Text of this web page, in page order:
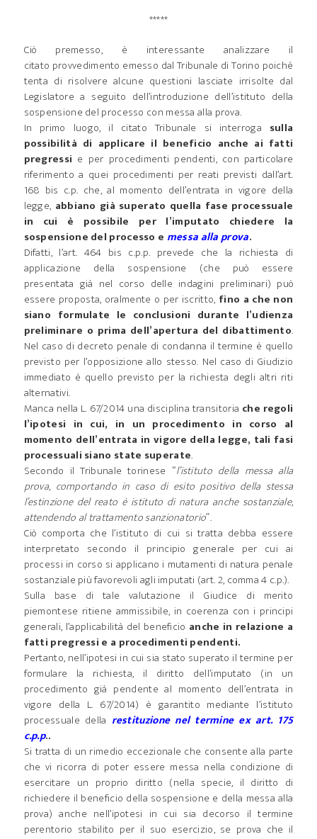
*****
Ciò premesso, è interessante analizzare il
citato provvedimento emesso dal Tribunale di Torino poiché
tenta di risolvere alcune questioni lasciate irrisolte dal
Legislatore a seguito dell’introduzione dell’istituto della
sospensione del processo con messa alla prova.
In primo luogo, il citato Tribunale si interroga sulla
possibilità di applicare il beneficio anche ai fatti
pregressi e per procedimenti pendenti, con particolare
riferimento a quei procedimenti per reati previsti dall’art.
168 bis c.p. che, al momento dell’entrata in vigore della
legge, abbiano già superato quella fase processuale
in cui è possibile per l’imputato chiedere la
sospensione del processo e messa alla prova.
Difatti, l’art. 464 bis c.p.p. prevede che la richiesta di
applicazione della sospensione (che può essere
presentata già nel corso delle indagini preliminari) può
essere proposta, oralmente o per iscritto, fino a che non
siano formulate le conclusioni durante l’udienza
preliminare o prima dell’apertura del dibattimento.
Nel caso di decreto penale di condanna il termine è quello
previsto per l’opposizione allo stesso. Nel caso di Giudizio
immediato è quello previsto per la richiesta degli altri riti
alternativi.
Manca nella L. 67/2014 una disciplina transitoria che regoli
l’ipotesi in cui, in un procedimento in corso al
momento dell’entrata in vigore della legge, tali fasi
processuali siano state superate.
Secondo il Tribunale torinese “l’istituto della messa alla
prova, comportando in caso di esito positivo della stessa
l’estinzione del reato è istituto di natura anche sostanziale,
attendendo al trattamento sanzionatorio”.
Ciò comporta che l’istituto di cui si tratta debba essere
interpretato secondo il principio generale per cui ai
processi in corso si applicano i mutamenti di natura penale
sostanziale più favorevoli agli imputati (art. 2, comma 4 c.p.).
Sulla base di tale valutazione il Giudice di merito
piemontese ritiene ammissibile, in coerenza con i principi
generali, l’applicabilità del beneficio anche in relazione a
fatti pregressi e a procedimenti pendenti.
Pertanto, nell’ipotesi in cui sia stato superato il termine per
formulare la richiesta, il diritto dell’imputato (in un
procedimento già pendente al momento dell’entrata in
vigore della L. 67/2014) è garantito mediante l’istituto
processuale della restituzione nel termine ex art. 175
c.p.p..
Si tratta di un rimedio eccezionale che consente alla parte
che vi ricorra di poter essere messa nella condizione di
esercitare un proprio diritto (nella specie, il diritto di
richiedere il beneficio della sospensione e della messa alla
prova) anche nell’ipotesi in cui sia decorso il termine
perentorio stabilito per il suo esercizio, se prova che il